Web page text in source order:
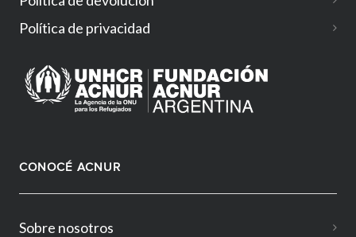
Política de privacidad
CONOCÉ ACNUR
Sobre nosotros